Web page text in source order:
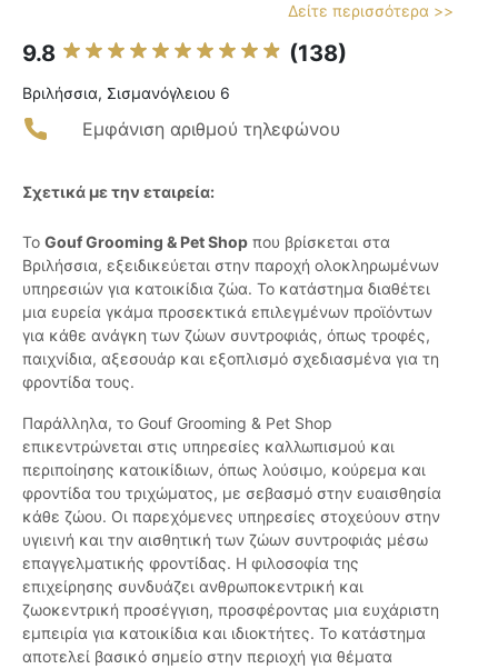
Δείτε περισσότερα >>
9.8 (138)
Βριλήσσια, Σισμανόγλειου 6
Εμφάνιση αριθμού τηλεφώνου
Σχετικά με την εταιρεία:
Το Gouf Grooming & Pet Shop που βρίσκεται στα
Βριλήσσια, εξειδικεύεται στην παροχή ολοκληρωμένων
υπηρεσιών για κατοικίδια ζώα. Το κατάστημα διαθέτει
μια ευρεία γκάμα προσεκτικά επιλεγμένων προϊόντων
για κάθε ανάγκη των ζώων συντροφιάς, όπως τροφές,
παιχνίδια, αξεσουάρ και εξοπλισμό σχεδιασμένα για τη
φροντίδα τους.
Παράλληλα, το Gouf Grooming & Pet Shop
επικεντρώνεται στις υπηρεσίες καλλωπισμού και
περιποίησης κατοικίδιων, όπως λούσιμο, κούρεμα και
φροντίδα του τριχώματος, με σεβασμό στην ευαισθησία
κάθε ζώου. Οι παρεχόμενες υπηρεσίες στοχεύουν στην
υγιεινή και την αισθητική των ζώων συντροφιάς μέσω
επαγγελματικής φροντίδας. Η φιλοσοφία της
επιχείρησης συνδυάζει ανθρωποκεντρική και
ζωοκεντρική προσέγγιση, προσφέροντας μια ευχάριστη
εμπειρία για κατοικίδια και ιδιοκτήτες. Το κατάστημα
αποτελεί βασικό σημείο στην περιοχή για θέματα